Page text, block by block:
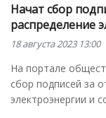
Начат сбор
распределение
18 августа 2023 13:00
На портале
сбор подписей за
электроэнергии и